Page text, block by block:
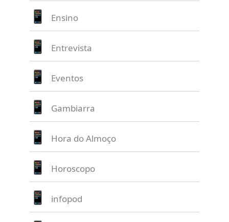
Ensino
Entrevista
Eventos
Gambiarra
Hora do Almoço
Horoscopo
infopod